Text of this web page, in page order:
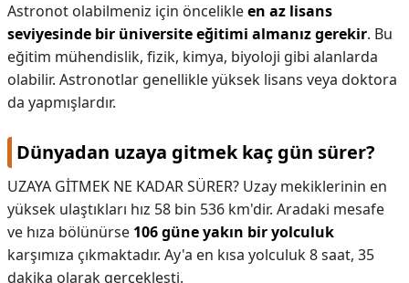
Astronot olabilmeniz için öncelikleen az lisans
seviyesinde bir üniversite eğitimi almanız gerekir. Bu
eğitim mühendislik, fizik, kimya, biyoloji gibi alanlarda
olabilir. Astronotlar genellikle yüksek lisans veya doktora
da yapmışlardır.
Dünyadan uzaya gitmek kaç gün sürer?
UZAYA GİTMEK NE KADAR SÜRER? Uzay mekiklerinin en
yüksek ulaştıkları hız 58 bin 536 km'dir. Aradaki mesafe
ve hıza bölünürse 106 güne yakın bir yolculuk
karşımıza çıkmaktadır. Ay'a en kısa yolculuk 8 saat, 35
dakika olarak gerçekleşti.